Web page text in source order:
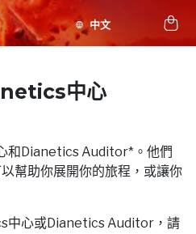
中心
和Dianetics Auditor*。他們
幫助你展開你的旅程，或讓你
中心或Dianetics Auditor，請